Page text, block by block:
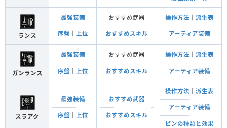
ランス
最強装備
序盤 上位
おすすめ武器
おすすめスキル
操作方法 派生表
アーティア装備
ガンランス
最強装備
序盤 上位
おすすめ武器
おすすめスキル
操作方法 派生表
アーティア装備
スラアク
最強装備
序盤 上位
おすすめ武器
おすすめスキル
操作方法 派生表
アーティア装備
ビンの種類と効果